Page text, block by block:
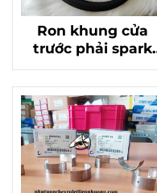
Ron khung cửa
trước phải spark
m300, matiz 4
chính hãng
95987987 Phụ
Tùng Chất Lượng
Cao